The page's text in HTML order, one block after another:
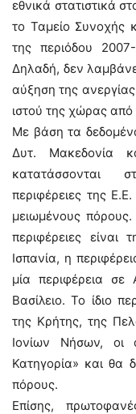
εθνικά στατιστικά
το Ταμείο Συνοχής
της περιόδου
Δηλαδή, δεν
αύξηση της
ιστού της χώρας από
Με βάση τα
Δυτ. Μακεδονία
κατατάσσονται
περιφέρειες της
μειωμένους πόρους.
περιφέρειες
Ισπανία, η
μία περιφέρεια σε
Βασίλειο. Το ίδιο
της Κρήτης, της
Ιονίων Νήσων, οι
Κατηγορία» και θα
πόρους.
Επίσης,